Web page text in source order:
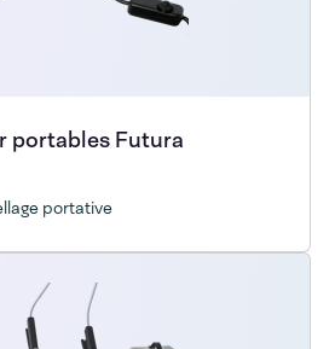
portables Futura
portative